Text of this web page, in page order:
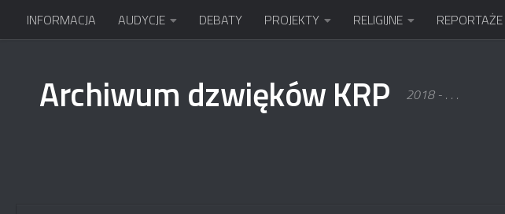
Przejdź do treści
INFORMACJA AUDYCJE DEBATY PROJEKTY RELIGIJNE REPORTAŻE
Archiwum dzwięków KRP 2018 - . . .